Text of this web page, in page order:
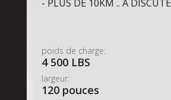
- PLUS DE 10KM .. À DISCUTÉ
poids de charge:
4 500 LBS
largeur:
120 pouces